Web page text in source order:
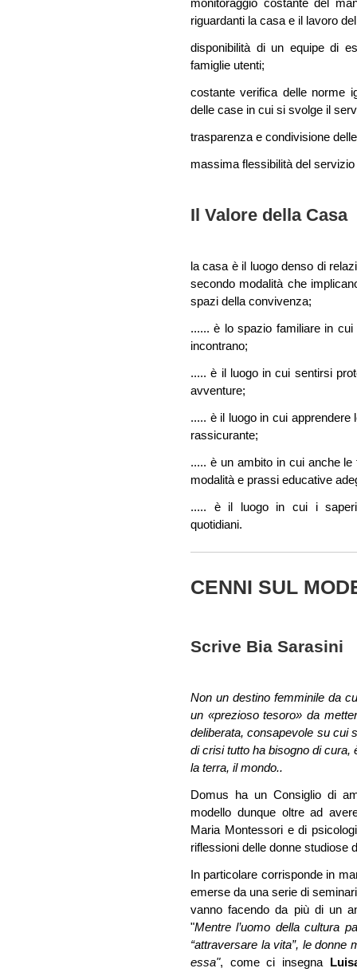
monitoraggio costante del
riguardanti la casa e il lavoro
disponibilità di un equipe di
famiglie utenti;
costante verifica delle norme
delle case in cui si svolge il
trasparenza e condivisione
massima flessibilità del
Il Valore della Casa
la casa è il luogo denso di
secondo modalità che
spazi della convivenza;
...... è lo spazio familiare in
incontrano;
..... è il luogo in cui sentirsi
avventure;
..... è il luogo in cui
rassicurante;
..... è un ambito in cui anche
modalità e prassi educative
..... è il luogo in cui i saperi
quotidiani.
CENNI SUL
Scrive Bia Sarasini
Non un destino femminile da
un «prezioso tesoro» da
deliberata, consapevole su cui
di crisi tutto ha bisogno di cura,
la terra, il mondo..
Domus ha un Consiglio di
modello dunque oltre ad
Maria Montessori e di
riflessioni delle donne studiose
In particolare corrisponde in
emerse da una serie di
vanno facendo da più di un
"Mentre l’uomo della cultura
“attraversare la vita”, le donne
essa", come ci insegna